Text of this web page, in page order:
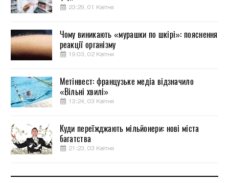
23:29, 01 Квітня
Чому виникають «мурашки по шкірі»: пояснення
реакції організму
19:03, 02 Квітня
Метінвест: французьке медіа відзначило
«Вільні хвилі»
13:24, 03 Квітня
Куди переїжджають мільйонери: нові міста
багатства
21:23, 03 Квітня